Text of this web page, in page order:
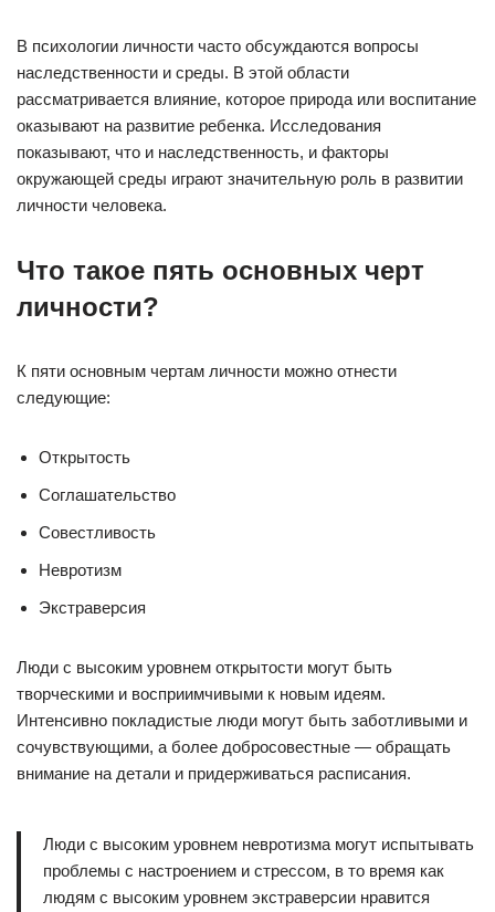
В психологии личности часто обсуждаются вопросы
наследственности и среды. В этой области
рассматривается влияние, которое природа или воспитание
оказывают на развитие ребенка. Исследования
показывают, что и наследственность, и факторы
окружающей среды играют значительную роль в развитии
личности человека.
Что такое пять основных черт
личности?
К пяти основным чертам личности можно отнести
следующие:
Открытость
Соглашательство
Совестливость
Невротизм
Экстраверсия
Люди с высоким уровнем открытости могут быть
творческими и восприимчивыми к новым идеям.
Интенсивно покладистые люди могут быть заботливыми и
сочувствующими, а более добросовестные — обращать
внимание на детали и придерживаться расписания.
Люди с высоким уровнем невротизма могут испытывать
проблемы с настроением и стрессом, в то время как
людям с высоким уровнем экстраверсии нравится